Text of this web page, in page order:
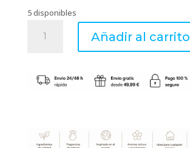
5 disponibles
STRAWBERRIES
Añadir al carrito